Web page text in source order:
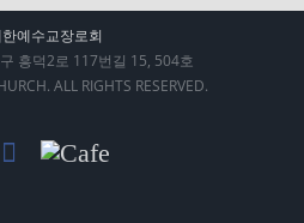
흥덕2로 117번길 15, 504호
ALL RIGHTS RESERVED.
Facebook
Cafe